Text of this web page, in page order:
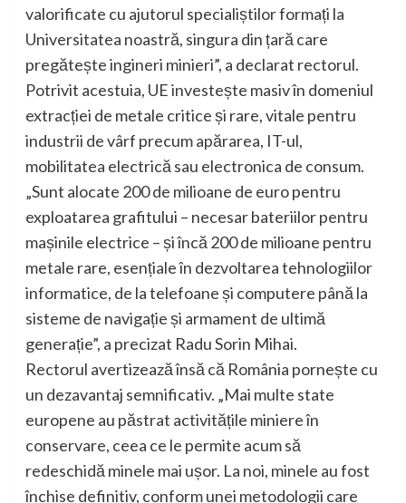
valorificate cu ajutorul specialiștilor formați la
Universitatea noastră, singura din țară care
pregătește ingineri minieri”, a declarat rectorul.
Potrivit acestuia, UE investește masiv în domeniul
extracției de metale critice și rare, vitale pentru
industrii de vârf precum apărarea, IT-ul,
mobilitatea electrică sau electronica de consum.
„Sunt alocate 200 de milioane de euro pentru
exploatarea grafitului – necesar bateriilor pentru
mașinile electrice – și încă 200 de milioane pentru
metale rare, esențiale în dezvoltarea tehnologiilor
informatice, de la telefoane și computere până la
sisteme de navigație și armament de ultimă
generație”, a precizat Radu Sorin Mihai.
Rectorul avertizează însă că România pornește cu
un dezavantaj semnificativ. „Mai multe state
europene au păstrat activitățile miniere în
conservare, ceea ce le permite acum să
redeschidă minele mai ușor. La noi, minele au fost
închise definitiv, conform unei metodologii care